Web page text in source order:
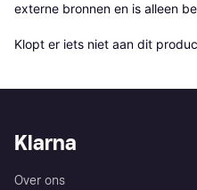
externe bronnen en is alleen
Klopt er iets niet aan dit
Klarna
Over ons